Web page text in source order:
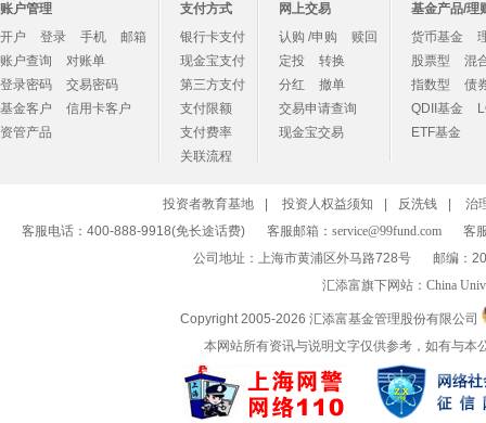
账户管理
开户
登录 手机
邮箱
账户查询
对账单
登录密码
交易密码
基金客户
信用卡客户
资管产品
支付方式
银行卡支付
现金宝支付
第三方支付
支付限额
支付费率
关联流程
网上交易
认购 /申购
赎回
定投
转换
分红
撤单
交易申请查询
现金宝交易
基金产品/理
货币基金
股票型
混
指数型
债
QDII基金
ETF基金
投资者教育基地 投资人权益须知 反洗钱
治
客服电话：400-888-9918(免长途话费)
客服邮箱： service@99fund.com
客
公司地址：上海市黄浦区外马路728号
邮编：
汇添富旗下网站： China
Copyright 2005-2026 汇添富基金管理股份有限公司
本网站所有资讯与说明文字仅供参考，如有与本